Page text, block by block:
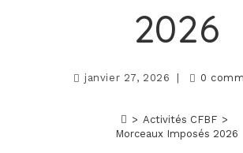
2026
janvier 27, 2026 0
> Activités CFBF >
Morceaux Imposés 2026